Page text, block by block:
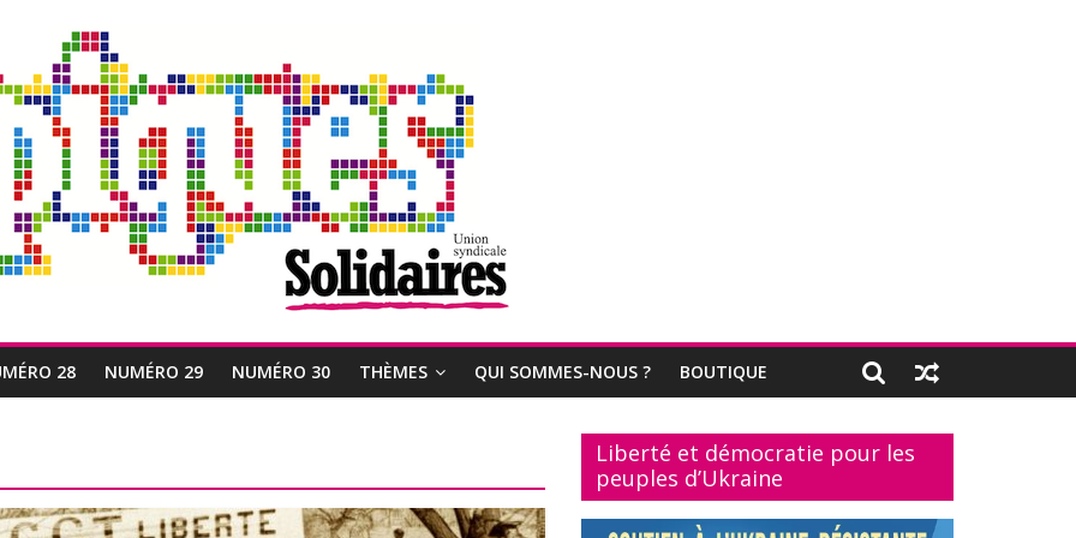
28 NUMÉRO 29 NUMÉRO 30 THÈMES QUI SOMMES-NOUS ? BOUTIQUE
Liberté et démocratie pour les
peuples d’Ukraine